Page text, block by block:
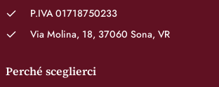
P.IVA 01718750233
Via Molina, 18, 37060 Sona, VR
Perché sceglierci